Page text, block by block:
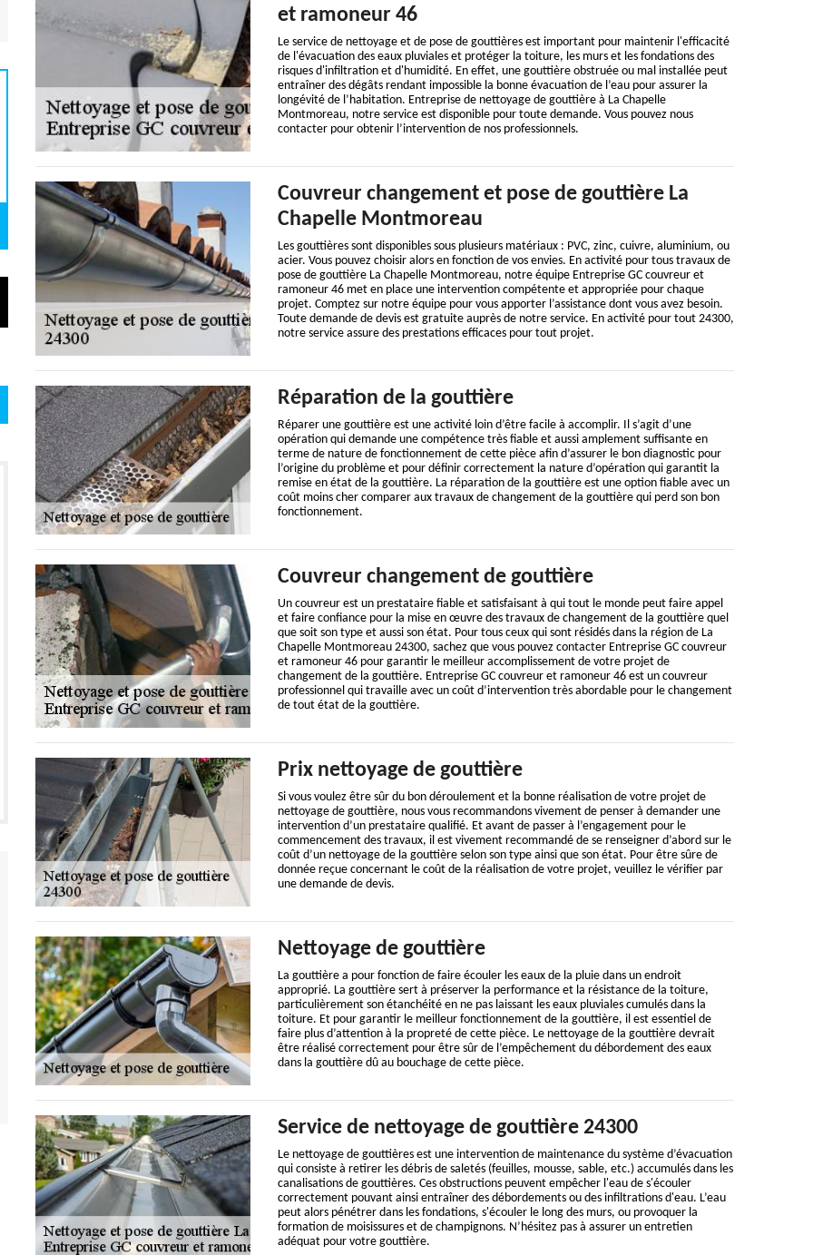
et ramoneur 46
Le service de nettoyage et de pose de gouttières est important pour maintenir l'efficacité
de l'évacuation des eaux pluviales et protéger la toiture, les murs et les fondations des
risques d'infiltration et d'humidité. En effet, une gouttière obstruée ou mal installée peut
entraîner des dégâts rendant impossible la bonne évacuation de l’eau pour assurer la
longévité de l’habitation. Entreprise de nettoyage de gouttière à La Chapelle
Montmoreau, notre service est disponible pour toute demande. Vous pouvez nous
contacter pour obtenir l’intervention de nos professionnels.
Couvreur changement et pose de gouttière La
Chapelle Montmoreau
Les gouttières sont disponibles sous plusieurs matériaux : PVC, zinc, cuivre, aluminium, ou
acier. Vous pouvez choisir alors en fonction de vos envies. En activité pour tous travaux de
pose de gouttière La Chapelle Montmoreau, notre équipe Entreprise GC couvreur et
ramoneur 46 met en place une intervention compétente et appropriée pour chaque
projet. Comptez sur notre équipe pour vous apporter l’assistance dont vous avez besoin.
Toute demande de devis est gratuite auprès de notre service. En activité pour tout 24300,
notre service assure des prestations efficaces pour tout projet.
Réparation de la gouttière
Réparer une gouttière est une activité loin d’être facile à accomplir. Il s’agit d’une
opération qui demande une compétence très fiable et aussi amplement suffisante en
terme de nature de fonctionnement de cette pièce afin d’assurer le bon diagnostic pour
l’origine du problème et pour définir correctement la nature d’opération qui garantit la
remise en état de la gouttière. La réparation de la gouttière est une option fiable avec un
coût moins cher comparer aux travaux de changement de la gouttière qui perd son bon
fonctionnement.
Couvreur changement de gouttière
Un couvreur est un prestataire fiable et satisfaisant à qui tout le monde peut faire appel
et faire confiance pour la mise en œuvre des travaux de changement de la gouttière quel
que soit son type et aussi son état. Pour tous ceux qui sont résidés dans la région de La
Chapelle Montmoreau 24300, sachez que vous pouvez contacter Entreprise GC couvreur
et ramoneur 46 pour garantir le meilleur accomplissement de votre projet de
changement de la gouttière. Entreprise GC couvreur et ramoneur 46 est un couvreur
professionnel qui travaille avec un coût d’intervention très abordable pour le changement
de tout état de la gouttière.
Prix nettoyage de gouttière
Si vous voulez être sûr du bon déroulement et la bonne réalisation de votre projet de
nettoyage de gouttière, nous vous recommandons vivement de penser à demander une
intervention d’un prestataire qualifié. Et avant de passer à l’engagement pour le
commencement des travaux, il est vivement recommandé de se renseigner d’abord sur le
coût d’un nettoyage de la gouttière selon son type ainsi que son état. Pour être sûre de
donnée reçue concernant le coût de la réalisation de votre projet, veuillez le vérifier par
une demande de devis.
Nettoyage de gouttière
La gouttière a pour fonction de faire écouler les eaux de la pluie dans un endroit
approprié. La gouttière sert à préserver la performance et la résistance de la toiture,
particulièrement son étanchéité en ne pas laissant les eaux pluviales cumulés dans la
toiture. Et pour garantir le meilleur fonctionnement de la gouttière, il est essentiel de
faire plus d’attention à la propreté de cette pièce. Le nettoyage de la gouttière devrait
être réalisé correctement pour être sûr de l’empêchement du débordement des eaux
dans la gouttière dû au bouchage de cette pièce.
Service de nettoyage de gouttière 24300
Le nettoyage de gouttières est une intervention de maintenance du système d’évacuation
qui consiste à retirer les débris de saletés (feuilles, mousse, sable, etc.) accumulés dans les
canalisations de gouttières. Ces obstructions peuvent empêcher l'eau de s'écouler
correctement pouvant ainsi entraîner des débordements ou des infiltrations d'eau. L’eau
peut alors pénétrer dans les fondations, s'écouler le long des murs, ou provoquer la
formation de moisissures et de champignons. N’hésitez pas à assurer un entretien
adéquat pour votre gouttière.